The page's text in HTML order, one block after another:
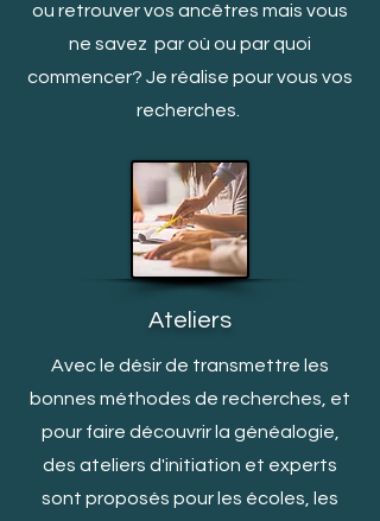
ou retrouver vos ancêtres mais vous
ne savez par où ou par quoi
commencer? Je réalise pour vous vos
recherches.
Ateliers
Avec le désir de transmettre les
bonnes méthodes de recherches, et
pour faire découvrir la généalogie,
des ateliers d'initiation et experts
sont proposés pour les écoles, les